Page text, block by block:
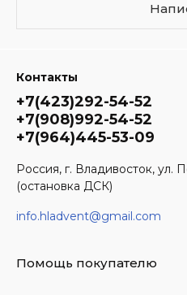
Контакты
+7(423)292-54-52
+7(908)992-54-52
+7(964)445-53-09
Россия, г. Владивосток, ул.
(остановка ДСК)
info.hladvent@gmail.com
Помощь покупателю